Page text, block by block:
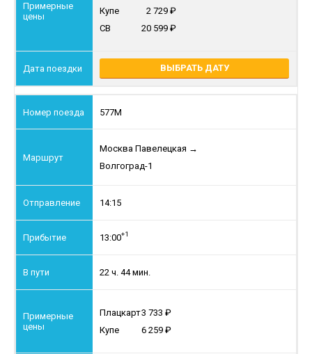
Купе
2 729
СВ
20 599
ВЫБРАТЬ ДАТУ
577М
Москва Павелецкая →
Волгоград-1
14:15
13:00+1
22 ч. 44 мин.
Плацкарт3 733
Купе
6 259